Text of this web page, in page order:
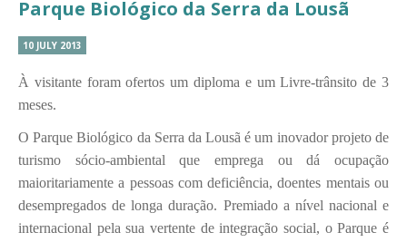
Parque Biológico da Serra da Lousã
10 JULY 2013
À visitante foram ofertos um diploma e um Livre-trânsito de 3
meses.
O Parque Biológico da Serra da Lousã é um inovador projeto de
turismo sócio-ambiental que emprega ou dá ocupação
maioritariamente a pessoas com deficiência, doentes mentais ou
desempregados de longa duração. Premiado a nível nacional e
internacional pela sua vertente de integração social, o Parque é